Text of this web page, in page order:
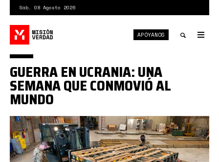
contenido
principal
Sáb. 08 Agosto 2026
APÓYANOS
ucrania2.jpg
GUERRA EN UCRANIA: UNA
SEMANA QUE CONMOVIÓ AL
MUNDO